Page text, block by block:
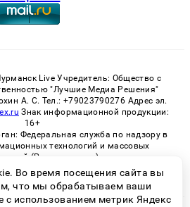
Live Учредитель: Общество с
"Лучшие Медиа Решения"
А. С. Тел.: +79023790276 Адрес эл.
Знак информационной продукции:
16+
Федеральная служба по надзору в
технологий и массовых
(Роскомнадзор)
СМИ ЭЛ № ФС 77 - 82534 от 21.01.2022
Во время посещения сайта вы
что мы обрабатываем ваши
с использованием метрик Яндекс